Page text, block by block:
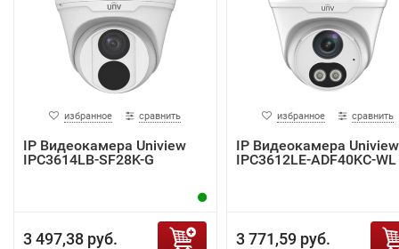
избранное сравнить
IP Видеокамера Uniview
IPC3614LB-SF28K-G
3 497,38 руб.
избранное сравнить
IP Видеокамера Uniview
IPC3612LE-ADF40KC-WL
3 771,59 руб.